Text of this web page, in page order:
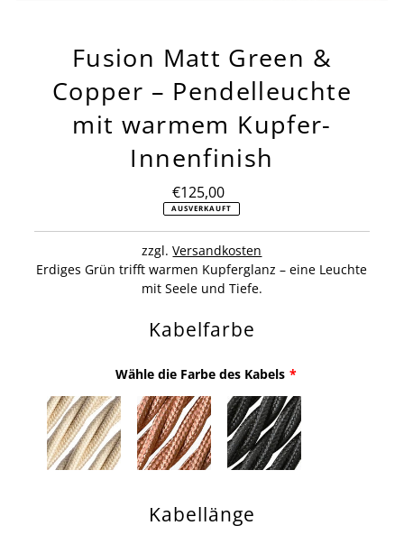
Fusion Matt Green &
Copper – Pendelleuchte
mit warmem Kupfer-
Innenfinish
Regulärer
Preis
€125,00
AUSVERKAUFT
zzgl.Versandkosten
Erdiges Grün trifft warmen Kupferglanz – eine Leuchte
mit Seele und Tiefe.
Kabelfarbe
Wähle die Farbe des Kabels
Kabellänge